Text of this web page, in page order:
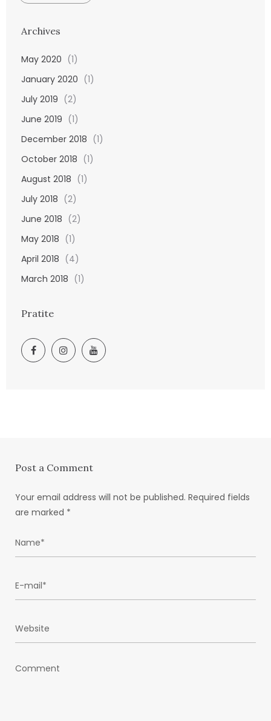
Archives
May 2020 (1)
January 2020 (1)
July 2019 (2)
June 2019 (1)
December 2018 (1)
October 2018 (1)
August 2018 (1)
July 2018 (2)
June 2018 (2)
May 2018 (1)
April 2018 (4)
March 2018 (1)
Pratite
Post a Comment
Your email address will not be published. Required fields
are marked *